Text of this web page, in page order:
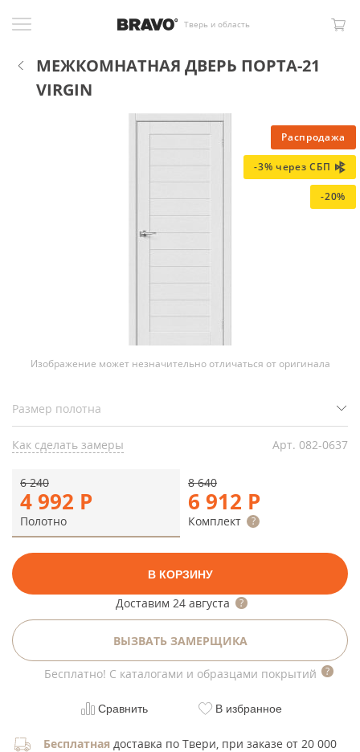
Тверь и область
МЕЖКОМНАТНАЯ ДВЕРЬ ПОРТА-21
VIRGIN
Распродажа
-3% через СБП
-20%
Изображение может незначительно отличаться от оригинала
Как сделать замеры Арт. 082-0637
4 992 Р
6 240
Полотно
6 912 Р
8 640
Комплект
В КОРЗИНУ
Доставим 24 августа
ВЫЗВАТЬ ЗАМЕРЩИКА
Бесплатно! С каталогами и образцами покрытий
Сравнить В избранное
Бесплатная доставка по Твери, при заказе от 20 000